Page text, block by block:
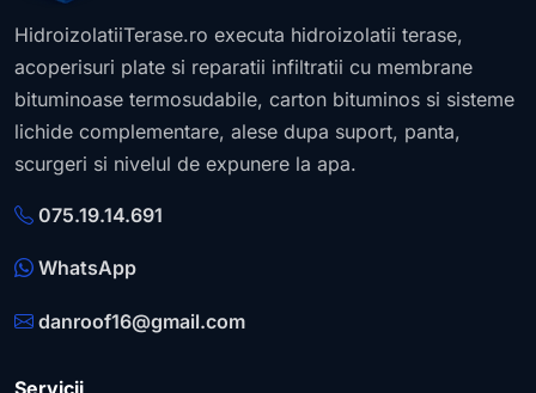
HidroizolatiiTerase.ro executa hidroizolatii terase,
acoperisuri plate si reparatii infiltratii cu membrane
bituminoase termosudabile, carton bituminos si sisteme
lichide complementare, alese dupa suport, panta,
scurgeri si nivelul de expunere la apa.
075.19.14.691
WhatsApp
danroof16@gmail.com
Servicii